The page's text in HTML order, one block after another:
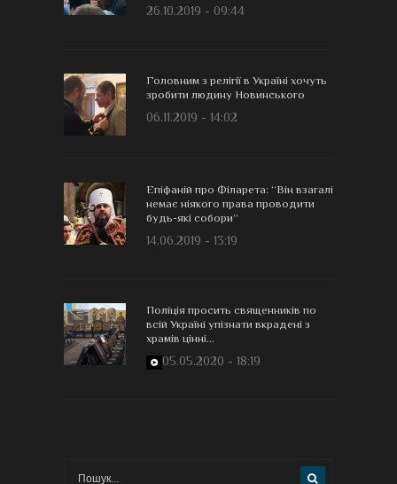
26.10.2019 - 09:44
Головним з релігії в Україні хочуть
зробити людину Новинського
06.11.2019 - 14:02
Епіфаній про Філарета: “Він взагалі
немає ніякого права проводити
будь-які собори”
14.06.2019 - 13:19
Поліція просить священників по
всій Україні упізнати вкрадені з
храмів цінні...
05.05.2020 - 18:19